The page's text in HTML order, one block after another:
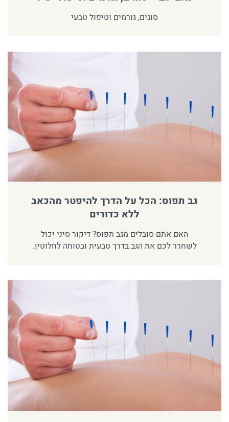
סוגים, גורמים וטיפול טבעי
גב תפוס: הכל על הדרך להיפטר מהכאב
ללא כדורים
האם אתם סובלים מגב תפוס? דיקור סיני יכול
לשחרר לכם את הגב בדרך טבעית ובטוחה לחלוטין.